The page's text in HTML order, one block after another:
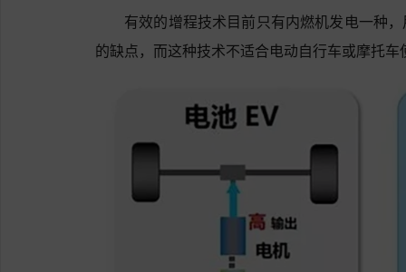
有效的增程技术目前只有内燃机发电一种
的缺点，而这种技术不适合电动自行车或摩托车